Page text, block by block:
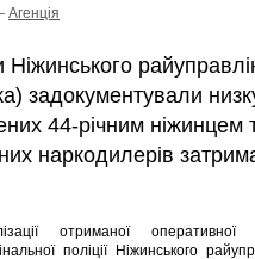
Агенцiя
Ніжинського
задокументували
44-річним
наркодилерів
отриманої оперативної
поліції Ніжинського